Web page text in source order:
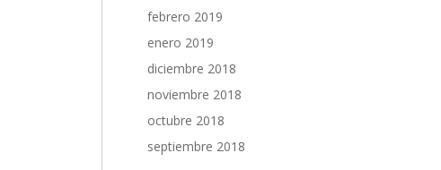
febrero 2019
enero 2019
diciembre 2018
noviembre 2018
octubre 2018
septiembre 2018